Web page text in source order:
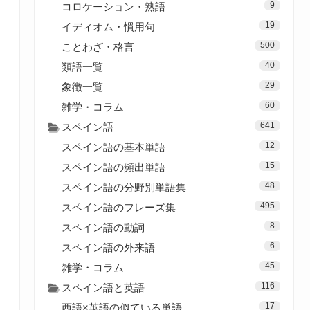
コロケーション・熟語 9
イディオム・慣用句 19
ことわざ・格言 500
類語一覧 40
象徴一覧 29
雑学・コラム 60
スペイン語 641
スペイン語の基本単語 12
スペイン語の頻出単語 15
スペイン語の分野別単語集 48
スペイン語のフレーズ集 495
スペイン語の動詞 8
スペイン語の外来語 6
雑学・コラム 45
スペイン語と英語 116
西語×英語の似ている単語 17